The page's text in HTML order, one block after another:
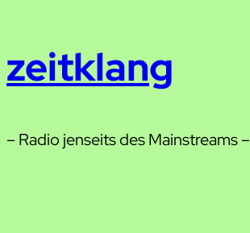
springen
zeitklang
– Radio jenseits des Mainstreams –